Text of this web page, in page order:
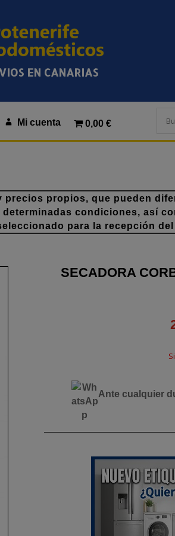
EN CANARIAS
Mi cuenta 0,00 €
propios, que pueden
condiciones, así
para la recepción
SECADORA
Ante cualquier